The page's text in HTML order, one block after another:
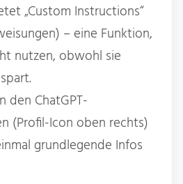
„Custom Instructions“
– eine Funktion,
nutzen, obwohl sie
den ChatGPT-
(Profil-Icon oben rechts)
grundlegende Infos